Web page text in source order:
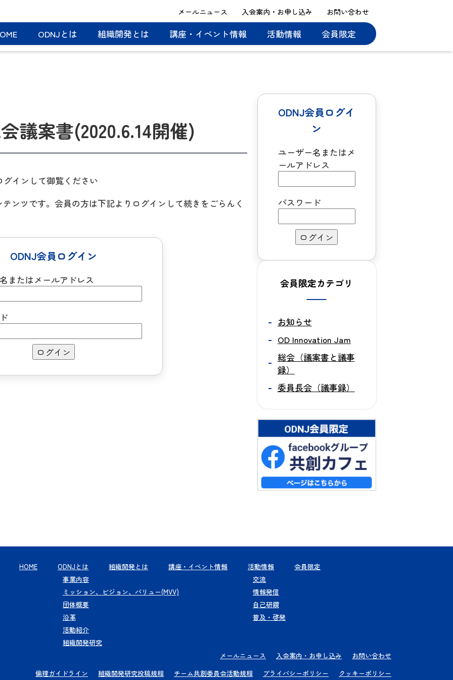
メールニュース 入会案内・お申し込み お問い合わせ
ODNJとは 組織開発とは 講座・イベント情報 活動情報 会員限定
議案書(2020.6.14開催)
グインして御覧ください
ンツです。会員の方は下記よりログインして続きをごらんく
ODNJ会員ログイン
またはメールアドレス
ODNJ会員ログイ
ン
ユーザー名またはメ
ールアドレス
パスワード
会員限定カテゴリ
お知らせ
OD Innovation Jam
総会（議案書と議事
録）
委員長会（議事録）
HOME
ODNJとは
事業内容
ミッション、ビジョン、バリュー(MVV)
団体概要
沿革
活動紹介
組織開発研究
組織開発とは 講座・イベント情報
活動情報
交流
情報発信
自己研鑽
普及・啓発
会員限定
メールニュース 入会案内・お申し込み
お問い合わせ
倫理ガイドライン
組織開発研究投稿規程 チーム共創委員会活動規程 プライバシーポリシー クッキーポリシー